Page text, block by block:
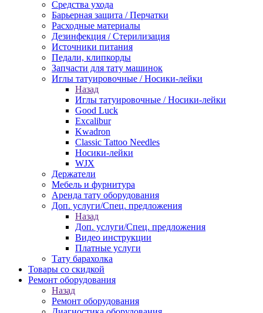
Средства ухода
Барьерная защита / Перчатки
Расходные материалы
Дезинфекция / Стерилизация
Источники питания
Педали, клипкорды
Запчасти для тату машинок
Иглы татуировочные / Носики-лейки
Назад
Иглы татуировочные / Носики-лейки
Good Luck
Excalibur
Kwadron
Classic Tattoo Needles
Носики-лейки
WJX
Держатели
Мебель и фурнитура
Аренда тату оборудования
Доп. услуги/Спец. предложения
Назад
Доп. услуги/Спец. предложения
Видео инструкции
Платные услуги
Тату барахолка
Товары со скидкой
Ремонт оборудования
Назад
Ремонт оборудования